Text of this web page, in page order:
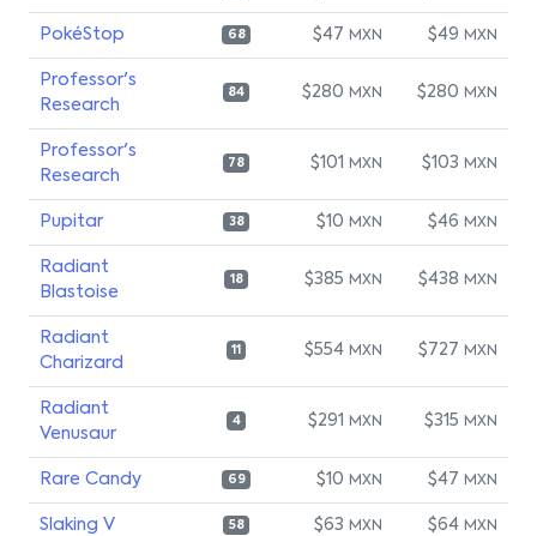
PokéStop 68 $47 MXN $49 MXN
Professor's
Research
84 $280 MXN $280 MXN
Professor's
Research
78 $101 MXN $103 MXN
Pupitar 38 $10 MXN $46 MXN
Radiant
Blastoise
18 $385 MXN $438 MXN
Radiant
Charizard
11 $554 MXN $727 MXN
Radiant
Venusaur
4 $291 MXN $315 MXN
Rare Candy 69 $10 MXN $47 MXN
Slaking V 58 $63 MXN $64 MXN